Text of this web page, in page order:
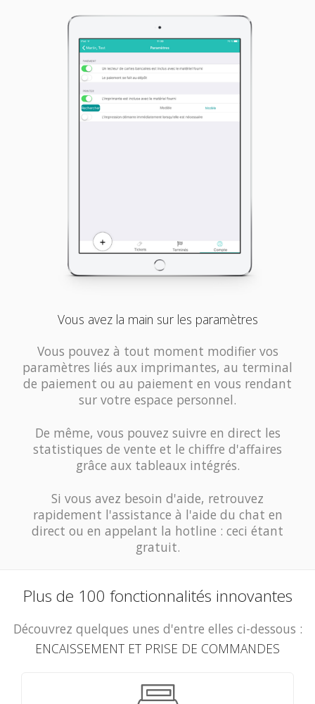
Vous avez la main sur les paramètres
Vous pouvez à tout moment modifier vos
paramètres liés aux imprimantes, au terminal
de paiement ou au paiement en vous rendant
sur votre espace personnel.
De même, vous pouvez suivre en direct les
statistiques de vente et le chiffre d'affaires
grâce aux tableaux intégrés.
Si vous avez besoin d'aide, retrouvez
rapidement l'assistance à l'aide du chat en
direct ou en appelant la hotline : ceci étant
gratuit.
Plus de 100 fonctionnalités innovantes
Découvrez quelques unes d'entre elles ci-dessous :
ENCAISSEMENT ET PRISE DE COMMANDES